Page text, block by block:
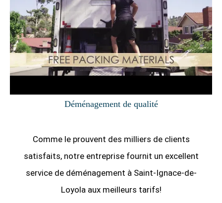
Déménagement de qualité
Comme le prouvent des milliers de clients
satisfaits, notre entreprise fournit un excellent
service de déménagement à Saint-Ignace-de-
Loyola aux meilleurs tarifs!